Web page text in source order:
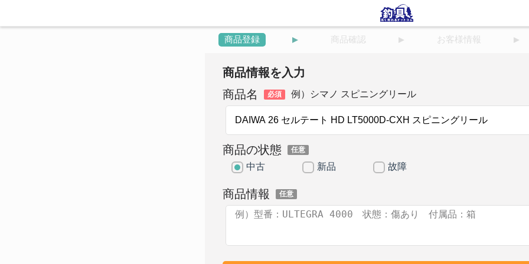
商品登録 商品確認 お客様情報
商品情報を入力
商品名
必須 例）シマノ スピニングリール
商品の状態 任意
中古 新品 故障
商品情報 任意